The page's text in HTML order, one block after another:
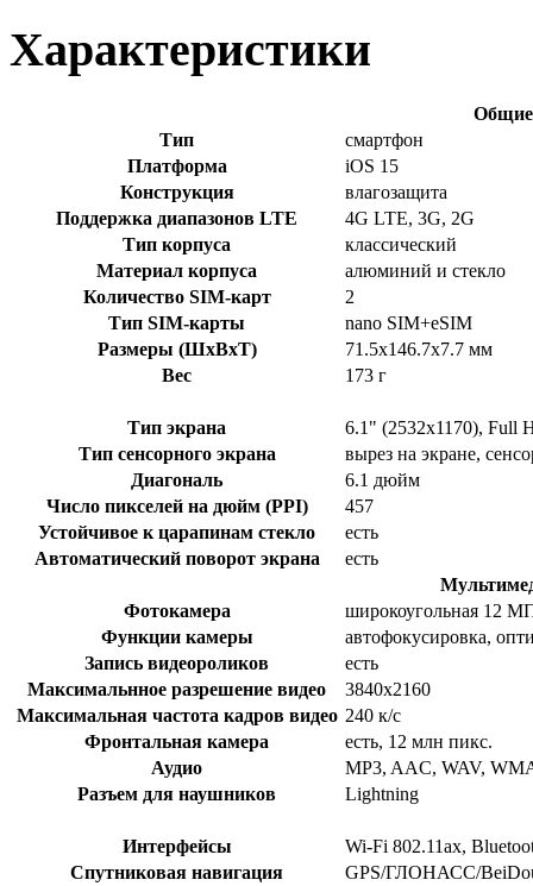
Характеристики
Общие
Тип
смартфон
Платформа
iOS 15
Конструкция
влагозащита
Поддержка диапазонов LTE
4G LTE, 3G, 2G
Тип корпуса
классический
Материал корпуса
алюминий и стекло
Количество SIM-карт
2
Тип SIM-карты
nano SIM+eSIM
Размеры (ШxВxТ)
71.5x146.7x7.7 мм
Вес
173 г
Тип экрана
6.1" (2532x1170),
Тип сенсорного экрана
вырез на экране,
Диагональ
6.1 дюйм
Число пикселей на дюйм (PPI)
457
Устойчивое к царапинам стекло
есть
Автоматический поворот экрана
есть
Фотокамера
широкоугольная 12
Функции камеры
автофокусировка,
Запись видеороликов
есть
Максимальнное разрешение видео
3840x2160
Максимальная частота кадров видео 240 к/с
Фронтальная камера
есть, 12 млн пикс.
Аудио
MP3, AAC, WAV,
Разъем для наушников
Lightning
Интерфейсы
Wi-Fi 802.11ax,
Спутниковая навигация
GPS/ГЛОНАСС/